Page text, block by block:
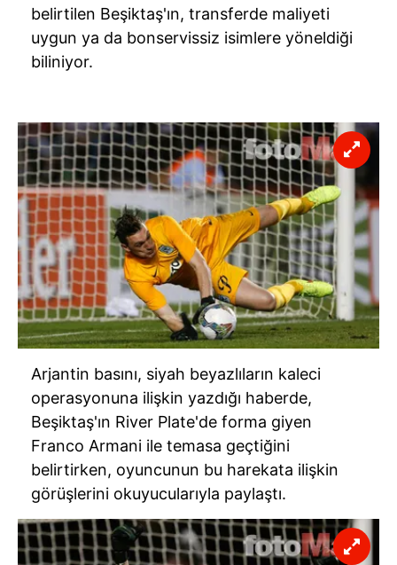
belirtilen Beşiktaş'ın, transferde maliyeti
uygun ya da bonservissiz isimlere yöneldiği
biliniyor.
Arjantin basını, siyah beyazlıların kaleci
operasyonuna ilişkin yazdığı haberde,
Beşiktaş'ın River Plate'de forma giyen
Franco Armani ile temasa geçtiğini
belirtirken, oyuncunun bu harekata ilişkin
görüşlerini okuyucularıyla paylaştı.